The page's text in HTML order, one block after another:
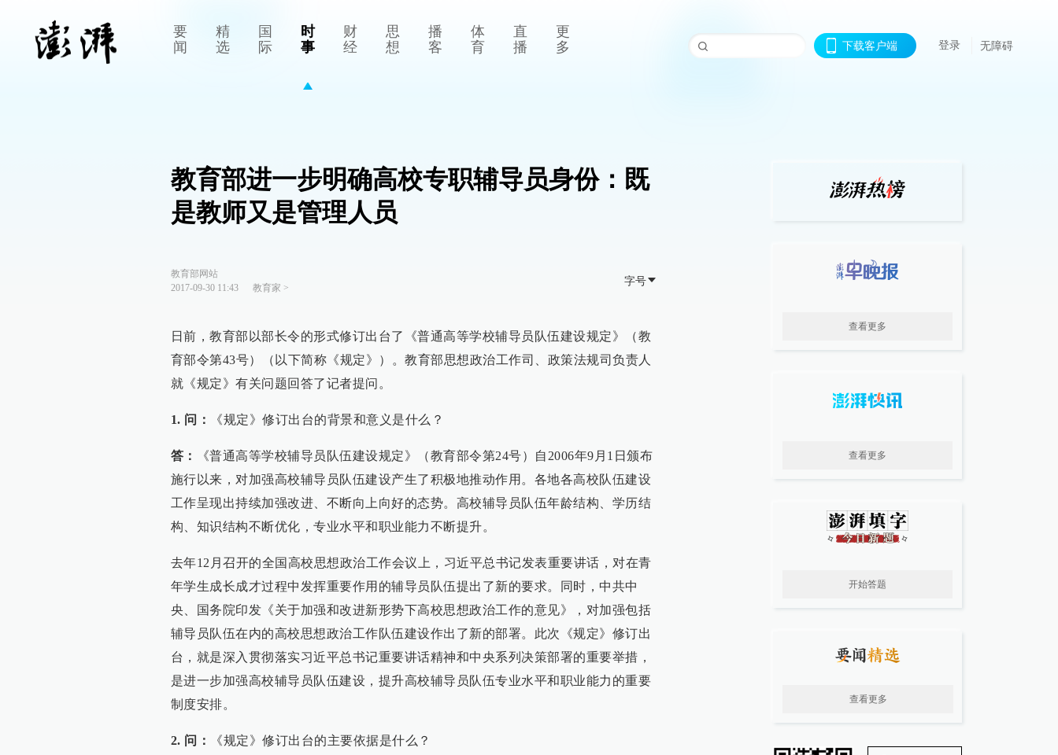
要
闻
精
选
国
际
时
事
财
经
思
想
播
客
体
育
直
播
更
多
下载客户端 登录 无障碍
教育部进一步明确高校专职辅导员身份：既
是教师又是管理人员
教育部网站
2017-09-30 11:43
教育家 >
字号
日前，教育部以部长令的形式修订出台了《普通高等学校辅导员队伍建设规定》（教
育部令第43号）（以下简称《规定》）。教育部思想政治工作司、政策法规司负责人
就《规定》有关问题回答了记者提问。
1. 问： 《规定》修订出台的背景和意义是什么？
答：
《普通高等学校辅导员队伍建设规定》（教育部令第24号）自2006年9月1日颁布
施行以来，对加强高校辅导员队伍建设产生了积极地推动作用。各地各高校队伍建设
工作呈现出持续加强改进、不断向上向好的态势。高校辅导员队伍年龄结构、学历结
构、知识结构不断优化，专业水平和职业能力不断提升。
去年12月召开的全国高校思想政治工作会议上，习近平总书记发表重要讲话，对在青
年学生成长成才过程中发挥重要作用的辅导员队伍提出了新的要求。同时，中共中
央、国务院印发《关于加强和改进新形势下高校思想政治工作的意见》，对加强包括
辅导员队伍在内的高校思想政治工作队伍建设作出了新的部署。此次《规定》修订出
台，就是深入贯彻落实习近平总书记重要讲话精神和中央系列决策部署的重要举措，
是进一步加强高校辅导员队伍建设，提升高校辅导员队伍专业水平和职业能力的重要
制度安排。
2. 问： 《规定》修订出台的主要依据是什么？
查看更多
查看更多
开始答题
查看更多